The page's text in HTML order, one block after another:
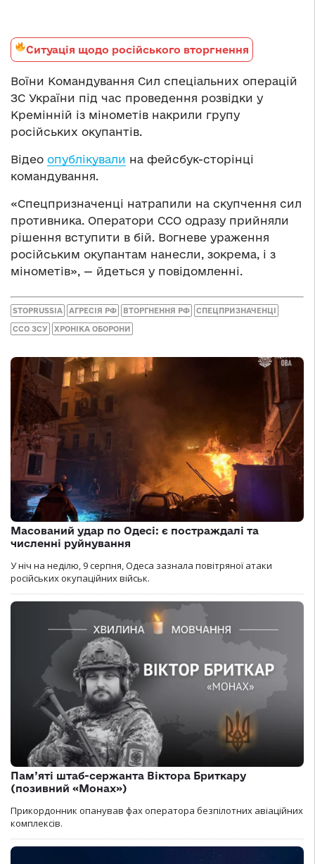
Ситуація щодо російського вторгнення
Воїни Командування Сил спеціальних операцій
ЗС України під час проведення розвідки у
Кремінній із мінометів накрили групу
російських окупантів.
Відео опублікували на фейсбук-сторінці
командування.
«Спецпризначенці натрапили на скупчення сил
противника. Оператори ССО одразу прийняли
рішення вступити в бій. Вогневе ураження
російським окупантам нанесли, зокрема, і з
мінометів», — йдеться у повідомленні.
STOPRUSSIA АГРЕСІЯ РФ ВТОРГНЕННЯ РФ СПЕЦПРИЗНАЧЕНЦІ
ССО ЗСУ ХРОНІКА ОБОРОНИ
Масований удар по Одесі: є постраждалі та
численні руйнування
У ніч на неділю, 9 серпня, Одеса зазнала повітряної атаки
російських окупаційних військ.
Пам’яті штаб-сержанта Віктора Бриткару
(позивний «Монах»)
Прикордонник опанував фах оператора безпілотних авіаційних
комплексів.